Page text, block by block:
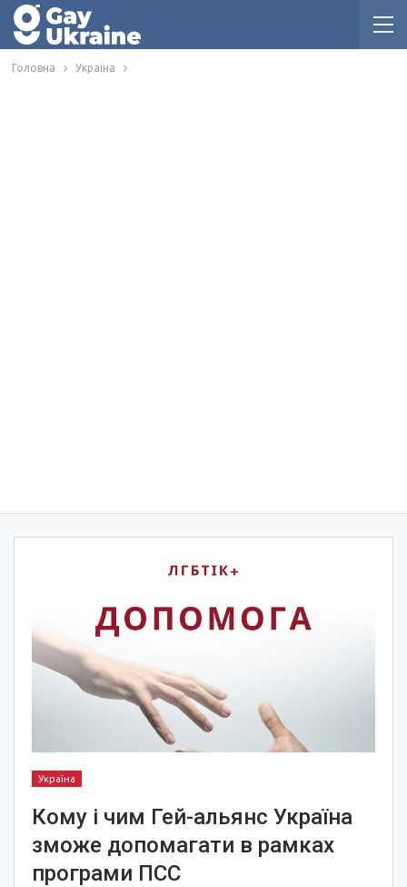
Головна Україна
Україна
Кому і чим Гей-альянс Україна
зможе допомагати в рамках
програми ПСС